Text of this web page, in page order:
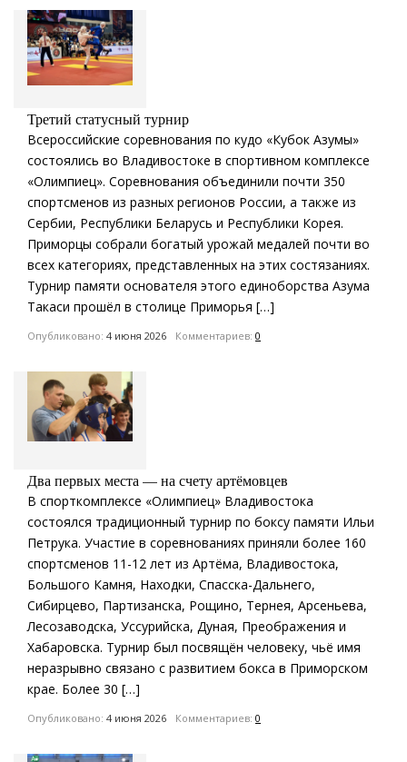
Третий статусный турнир
Всероссийские соревнования по кудо «Кубок Азумы»
состоялись во Владивостоке в спортивном комплексе
«Олимпиец». Соревнования объединили почти 350
спортсменов из разных регионов России, а также из
Сербии, Республики Беларусь и Республики Корея.
Приморцы собрали богатый урожай медалей почти во
всех категориях, представленных на этих состязаниях.
Турнир памяти основателя этого единоборства Азума
Такаси прошёл в столице Приморья […]
Опубликовано: 4 июня 2026 Комментариев: 0
Два первых места — на счету артёмовцев
В спорткомплексе «Олимпиец» Владивостока
состоялся традиционный турнир по боксу памяти Ильи
Петрука. Участие в соревнованиях приняли более 160
спортсменов 11-12 лет из Артёма, Владивостока,
Большого Камня, Находки, Спасска-Дальнего,
Сибирцево, Партизанска, Рощино, Тернея, Арсеньева,
Лесозаводска, Уссурийска, Дуная, Преображения и
Хабаровска. Турнир был посвящён человеку, чьё имя
неразрывно связано с развитием бокса в Приморском
крае. Более 30 […]
Опубликовано: 4 июня 2026 Комментариев: 0